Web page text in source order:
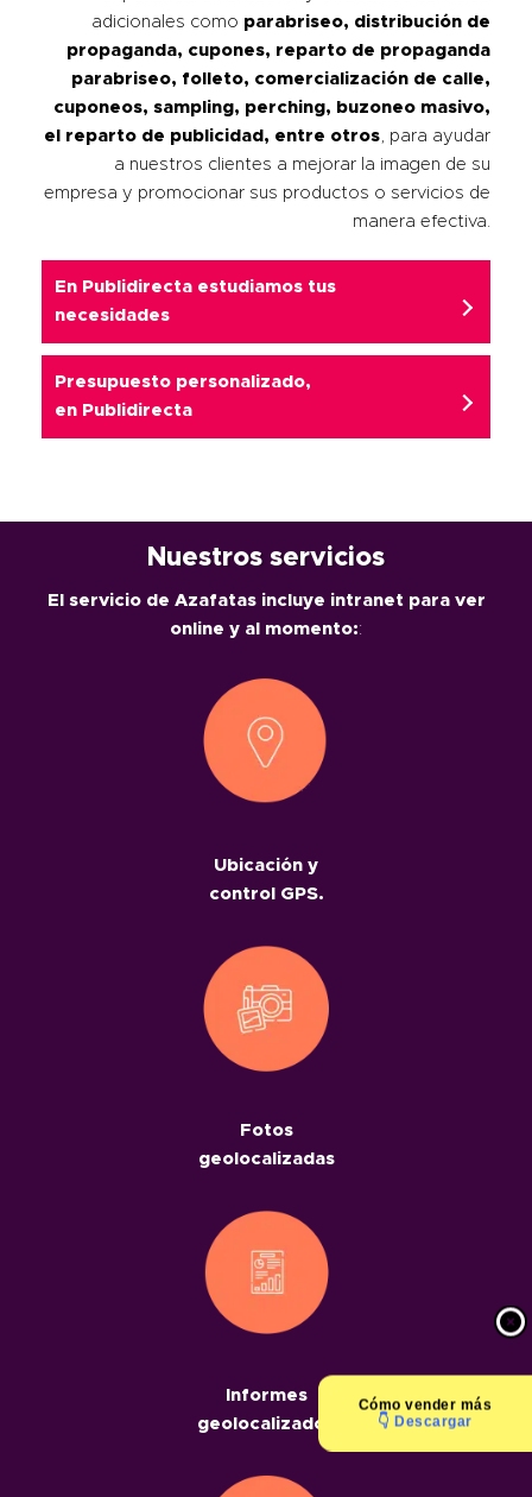
Cómovender más
👇 Descargar
adicionales como parabriseo, distribución de
propaganda, cupones, reparto de propaganda
parabriseo, folleto, comercialización de calle,
cuponeos, sampling, perching, buzoneo masivo,
el reparto de publicidad, entre otros , para ayudar
a nuestros clientes a mejorar la imagen de su
empresa y promocionar sus productos o servicios de
manera efectiva.
En Publidirecta estudiamos tus
necesidades
Presupuesto personalizado,
en Publidirecta
Nuestros servicios
El servicio de Azafatas incluye intranet para ver
online y al momento::
Ubicación y
control GPS.
Fotos
geolocalizadas
Informes
geolocalizados